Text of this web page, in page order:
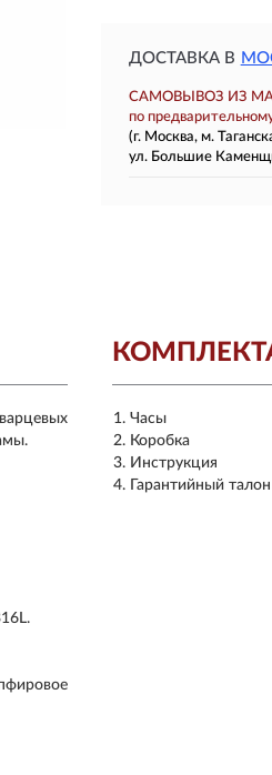
ДОСТАВКА В
САМОВЫВОЗ ИЗ
по
(г. Москва, м.
ул. Большие
Часы
Коробка
Инструкция
Гарантийный талон